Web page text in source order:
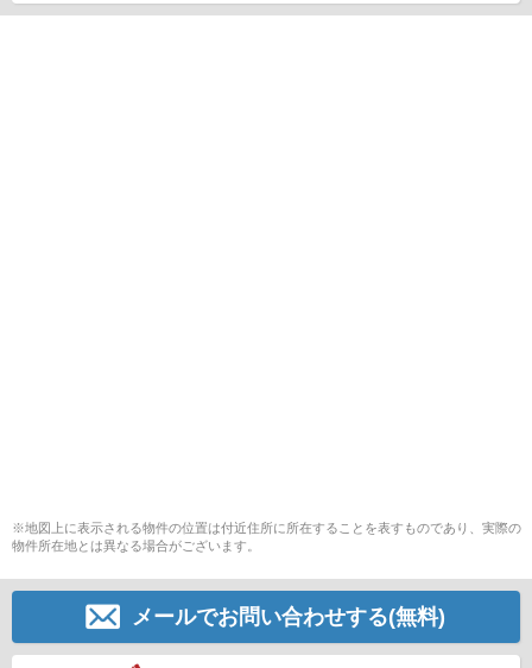
※地図上に表示される物件の位置は付近住所に所在することを表すものであり、実際の
物件所在地とは異なる場合がございます。
メールでお問い合わせする(無料)